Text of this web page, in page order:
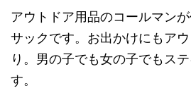
アウトドア用品のコールマン
サックです。お出かけにもア
り。男の子でも女の子でもス
す。